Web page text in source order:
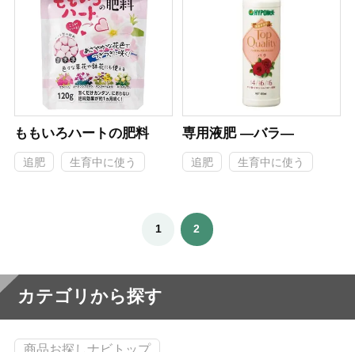
ももいろハートの肥料
追肥 生育中に使う
専用液肥 ―バラ―
追肥 生育中に使う
1 2
カテゴリから探す
商品お探しナビトップ